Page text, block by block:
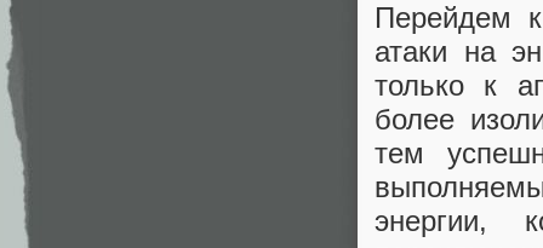
Перейдем
атаки на
только к
более
тем
энергии,